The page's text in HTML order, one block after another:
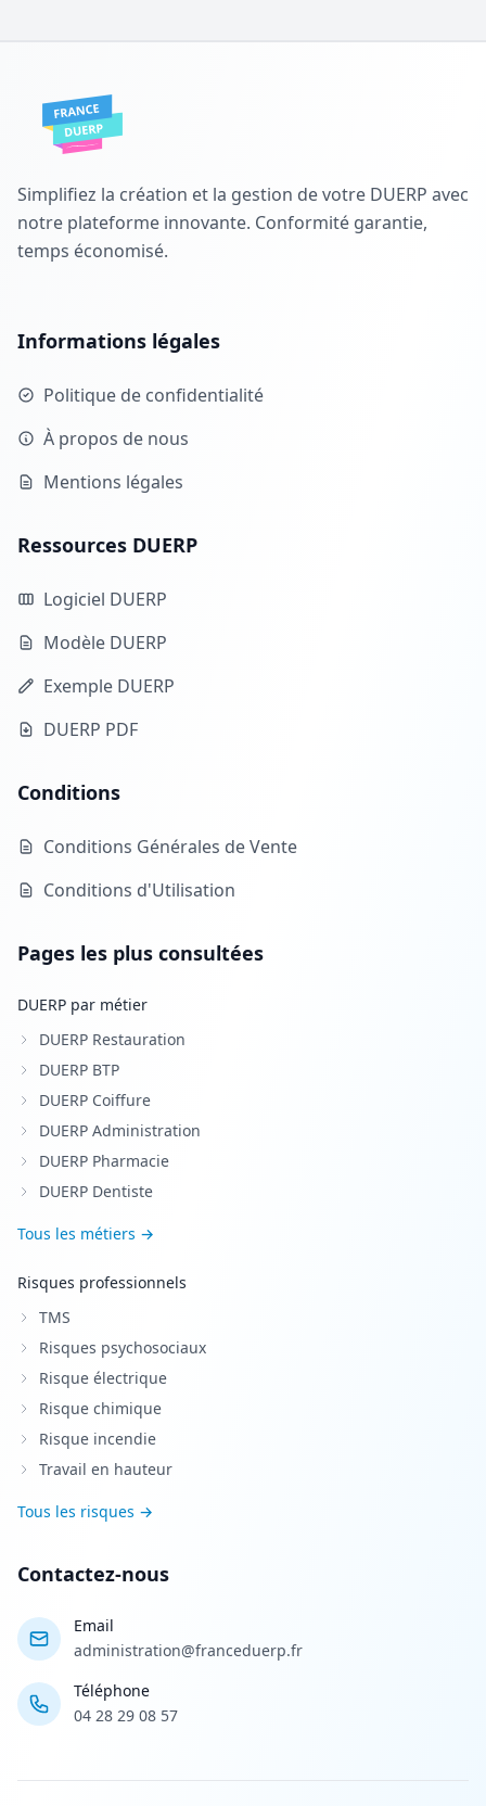
Simplifiez la création et la gestion de votre DUERP avec
notre plateforme innovante. Conformité garantie,
temps économisé.
Informations légales
Politique de confidentialité
À propos de nous
Mentions légales
Ressources DUERP
Logiciel DUERP
Modèle DUERP
Exemple DUERP
DUERP PDF
Conditions
Conditions Générales de Vente
Conditions d'Utilisation
Pages les plus consultées
DUERP par métier
DUERP Restauration
DUERP BTP
DUERP Coiffure
DUERP Administration
DUERP Pharmacie
DUERP Dentiste
Tous les métiers →
Risques professionnels
TMS
Risques psychosociaux
Risque électrique
Risque chimique
Risque incendie
Travail en hauteur
Tous les risques →
Contactez-nous
Email
administration@franceduerp.fr
Téléphone
04 28 29 08 57